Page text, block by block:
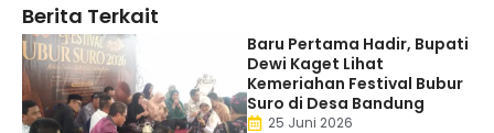
Berita Terkait
Baru Pertama Hadir, Bupati
Dewi Kaget Lihat
Kemeriahan Festival Bubur
Suro di Desa Bandung
25 Juni 2026